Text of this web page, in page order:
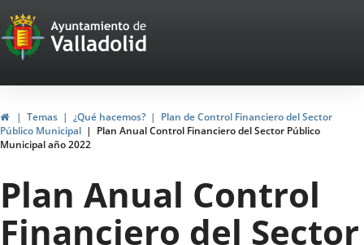
Portal
Web
del
Ayuntamiento
de
Valladolid
InicioTemas ¿Qué hacemos?
Plan de Control Financiero del Sector
Público Municipal
Plan Anual Control Financiero del Sector Público
Municipal año 2022
Plan Anual Control
Financiero del Sector